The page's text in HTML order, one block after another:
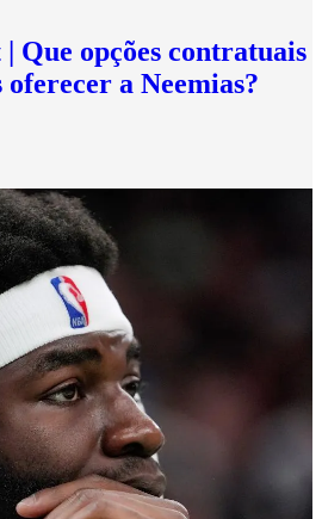
Que opções contratuais
a Neemias?